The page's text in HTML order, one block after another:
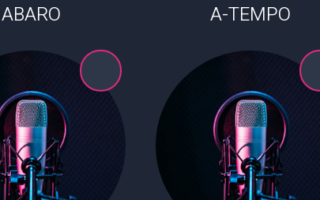
A-TEMPO
ABARO